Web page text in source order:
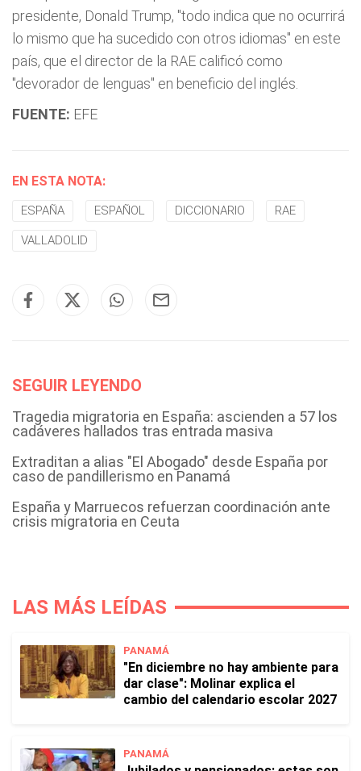
presidente, Donald Trump, "todo indica que no ocurrirá
lo mismo que ha sucedido con otros idiomas" en este
país, que el director de la RAE calificó como
"devorador de lenguas" en beneficio del inglés.
FUENTE: EFE
EN ESTA NOTA:
ESPAÑA ESPAÑOL DICCIONARIO RAE
VALLADOLID
SEGUIR LEYENDO
Tragedia migratoria en España: ascienden a 57 los
cadáveres hallados tras entrada masiva
Extraditan a alias "El Abogado" desde España por
caso de pandillerismo en Panamá
España y Marruecos refuerzan coordinación ante
crisis migratoria en Ceuta
LAS MÁS LEÍDAS
PANAMÁ
"En diciembre no hay ambiente para
dar clase": Molinar explica el
cambio del calendario escolar 2027
PANAMÁ